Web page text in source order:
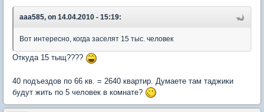
aaa585, on 14.04.2010 - 15:19:
Вот интересно, когда заселят 15 тыс. человек
Откуда 15 тыщ????
40 подъездов по 66 кв. = 2640 квартир. Думаете там таджики
будут жить по 5 человек в комнате?